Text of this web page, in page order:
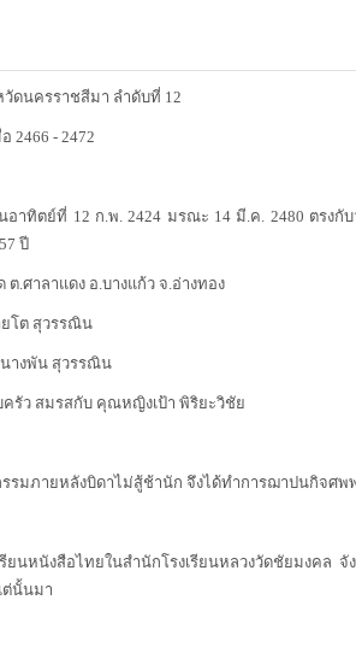
วัดนครราชสีมา ลำดับที่ 12
2466 - 2472
อาทิตย์ที่ 12 ก.พ. 2424 มรณะ 14 มี.ค. 2480 ตรง
ปี
ต.ศาลาแดง อ.บางแก้ว จ.อ่างทอง
โต สุวรรณิน
างพัน สุวรรณิน
รัว สมรสกับ คุณหญิงเป้า พิริยะวิชัย
รรมภายหลังบิดาไม่สู้ช้านัก จึงได้ทำการฌาปนกิจศ
เรียนหนังสือไทยในสำนักโรงเรียนหลวงวัดชัยมงค
ต่นั้นมา